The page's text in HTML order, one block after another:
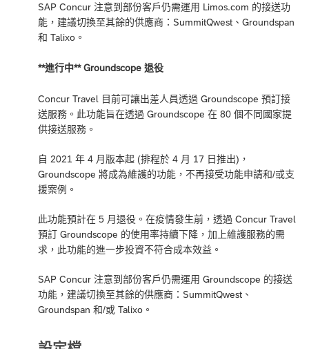
SAP Concur 注意到部份客戶仍需運用 Limos.com 的接送功
能，建議切換至其餘的供應商：SummitQwest、Groundspan
和 Talixo。
**進行中** Groundscope 退役
Concur Travel 目前可讓出差人員透過 Groundscope 預訂接
送服務。此功能旨在透過 Groundscope 在 80 個不同國家提
供接送服務。
自 2021 年 4 月版本起 (排程於 4 月 17 日推出)，
Groundscope 將成為維護的功能，不再接受功能申請和/或支
援案例。
此功能預計在 5 月退役。在疫情發生前，透過 Concur Travel
預訂 Groundscope 的使用率持續下降，加上維護服務的需
求，此功能的進一步投資不符合成本效益。
SAP Concur 注意到部份客戶仍需運用 Groundscope 的接送
功能，建議切換至其餘的供應商：SummitQwest、
Groundspan 和/或 Talixo。